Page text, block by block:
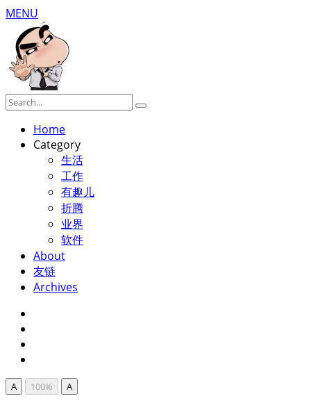
MENU
Home
Category
生活
工作
有趣儿
折腾
业界
软件
About
友链
Archives
A 100% A